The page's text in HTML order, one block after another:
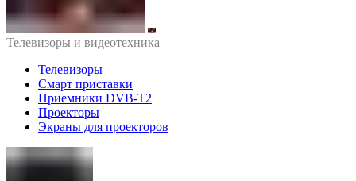
Телевизоры и видеотехника
Телевизоры
Смарт приставки
Приемники DVB-T2
Проекторы
Экраны для проекторов